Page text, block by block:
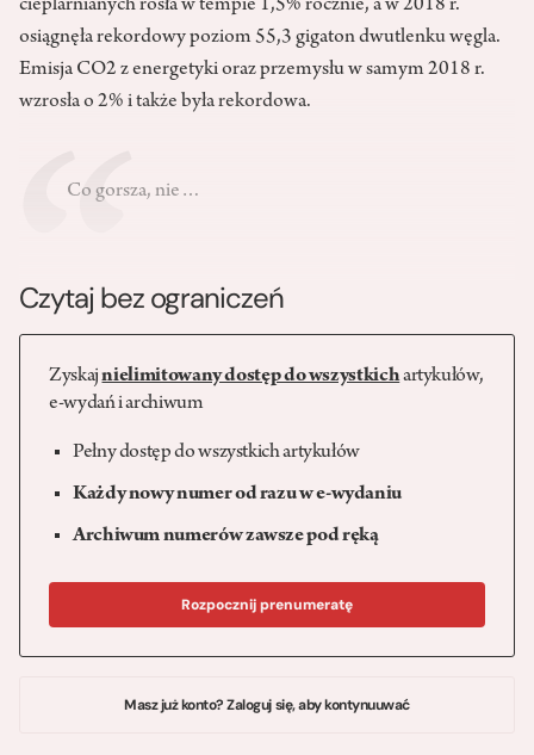
cieplarnianych rosła w tempie 1,5% rocznie, a w 2018 r.
osiągnęła rekordowy poziom 55,3 gigaton dwutlenku węgla.
Emisja CO2 z energetyki oraz przemysłu w samym 2018 r.
wzrosła o 2% i także była rekordowa.
Co gorsza, nie…
Czytaj bez ograniczeń
Zyskajnielimitowany dostęp do wszystkichartykułów,
e-wydań i archiwum
Pełny dostęp do wszystkich artykułów
Każdy nowy numer od razu w e-wydaniu
Archiwum numerów zawsze pod ręką
Rozpocznij prenumeratę
Masz już konto? Zaloguj się, aby kontynuuwać